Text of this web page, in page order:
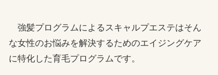
強髪プログラムによるスキャルプエステはそん
な女性のお悩みを解決するためのエイジングケア
に特化した育毛プログラムです。